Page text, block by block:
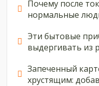
Почему после
нормальные
Эти бытовые
выдергивать из
Запеченный
хрустящим: